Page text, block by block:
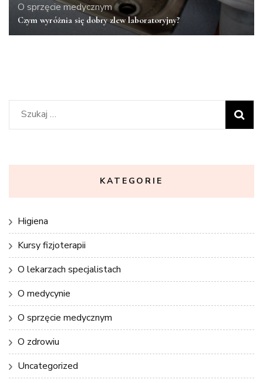
O sprzęcie medycznym
Czym wyróżnia się dobry zlew laboratoryjny?
Szukaj:
KATEGORIE
Higiena
Kursy fizjoterapii
O lekarzach specjalistach
O medycynie
O sprzęcie medycznym
O zdrowiu
Uncategorized